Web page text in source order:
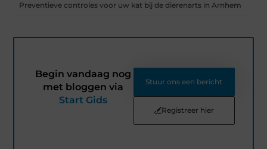
Preventieve controles voor uw kat bij de dierenarts in Arnhem
Begin vandaag nog
met bloggen via
Start Gids
Stuur ons een bericht
Registreer hier